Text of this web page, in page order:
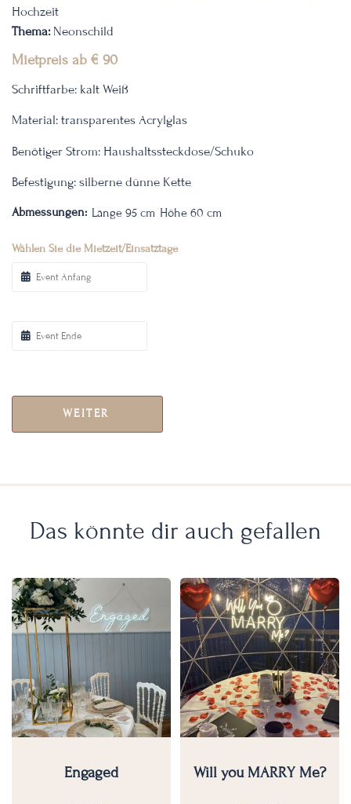
Hochzeit
Thema: Neonschild
Mietpreis ab € 90
Schriftfarbe: kalt Weiß
Material: transparentes Acrylglas
Benötiger Strom: Haushaltssteckdose/Schuko
Befestigung: silberne dünne Kette
Abmessungen: Länge 95 cm Höhe 60 cm
Wählen Sie die Mietzeit/Einsatztage
WEITER
Das könnte dir auch gefallen
Engaged Will you MARRY Me?